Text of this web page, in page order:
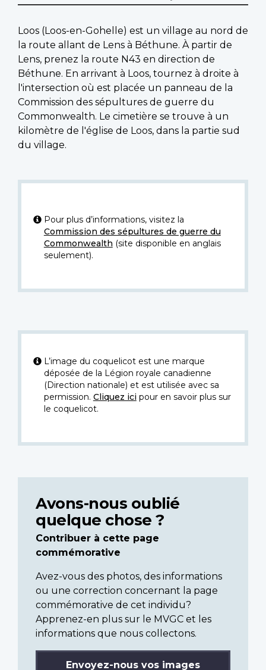
Loos (Loos-en-Gohelle) est un village au nord de
la route allant de Lens à Béthune. À partir de
Lens, prenez la route N43 en direction de
Béthune. En arrivant à Loos, tournez à droite à
l'intersection où est placée un panneau de la
Commission des sépultures de guerre du
Commonwealth. Le cimetière se trouve à un
kilomètre de l'église de Loos, dans la partie sud
du village.
Pour plus d’informations, visitez la
Commission des sépultures de guerre du
Commonwealth (site disponible en anglais
seulement).
L’image du coquelicot est une marque
déposée de la Légion royale canadienne
(Direction nationale) et est utilisée avec sa
permission. Cliquez icipour en savoir plus sur
le coquelicot.
Avons-nous oublié
quelque chose ?
Contribuer à cette page
commémorative
Avez-vous des photos, des informations
ou une correction concernant la page
commémorative de cet individu?
Apprenez-en plus sur le MVGC et les
informations que nous collectons.
Envoyez-nous vos images